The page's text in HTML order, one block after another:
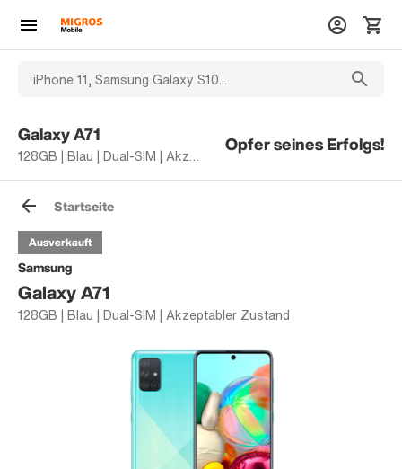
Galaxy A71
128GB | Blau | Dual-SIM | Akzeptabler Zustand
Opfer seines Erfolgs!
Startseite
Samsung
Galaxy A71
128GB | Blau | Dual-SIM | Akzeptabler Zustand
Ausverkauft